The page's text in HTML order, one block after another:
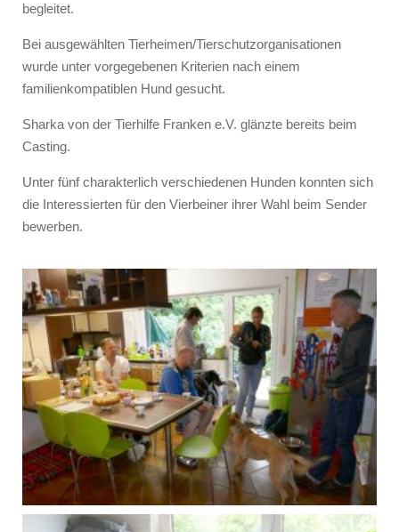
begleitet.
Bei ausgewählten Tierheimen/Tierschutzorganisationen
wurde unter vorgegebenen Kriterien nach einem
familienkompatiblen Hund gesucht.
Sharka von der Tierhilfe Franken e.V. glänzte bereits beim
Casting.
Unter fünf charakterlich verschiedenen Hunden konnten sich
die Interessierten für den Vierbeiner ihrer Wahl beim Sender
bewerben.